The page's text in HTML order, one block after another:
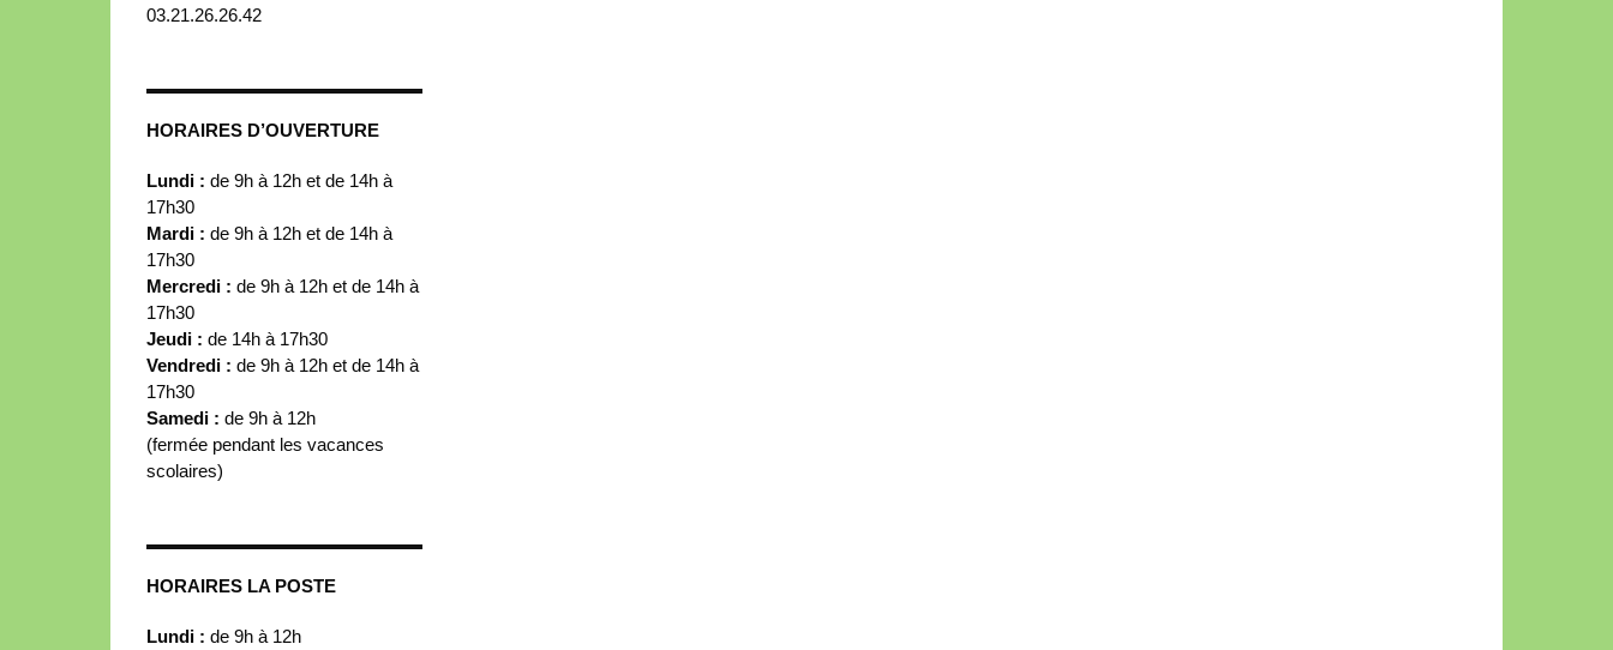
03.21.26.26.42
HORAIRES D’OUVERTURE
Lundi : de 9h à 12h et de 14h à
17h30
Mardi : de 9h à 12h et de 14h à
17h30
Mercredi : de 9h à 12h et de 14h à
17h30
Jeudi : de 14h à 17h30
Vendredi : de 9h à 12h et de 14h à
17h30
Samedi : de 9h à 12h
(fermée pendant les vacances
scolaires)
HORAIRES LA POSTE
Lundi : de 9h à 12h